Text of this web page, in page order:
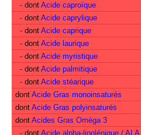
- dont Acide caproïque
- dont Acide caprylique
- dont Acide caprique
- dont Acide laurique
- dont Acide myristique
- dont Acide palmitique
- dont Acide stéarique
dont Acide Gras monoinsaturés
dont Acide Gras polyinsaturés
dont Acides Gras Oméga 3
- dont Acide alpha-linolénique / ALA